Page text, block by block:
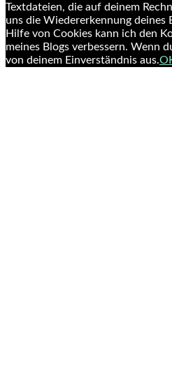
Textdateien, die auf deinem
uns die Wiedererkennung
Hilfe von Cookies kann ich den
meines Blogs verbessern. Wenn
von deinem Einverständnis aus.